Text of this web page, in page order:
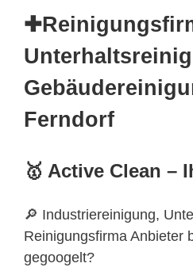
Ferndorf
🥇 Active Clean –
🔎 Industriereinigung,
Reinigungsfirma Anbieter
gegoogelt?